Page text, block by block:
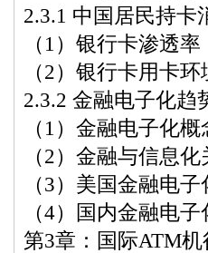
2.3.1 中国居民持卡
（1）银行卡渗透率
（2）银行卡用卡环
2.3.2 金融电子化趋
（1）金融电子化概
（2）金融与信息
（3）美国金融电
（4）国内金融电
第3章：国际ATM